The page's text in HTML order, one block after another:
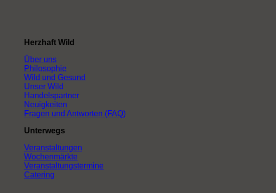
Herzhaft Wild
Über uns
Philosophie
Wild und Gesund
Unser Wild
Handelspartner
Neuigkeiten
Fragen und Antworten (FAQ)
Unterwegs
Veranstaltungen
Wochenmärkte
Veranstaltungstermine
Catering